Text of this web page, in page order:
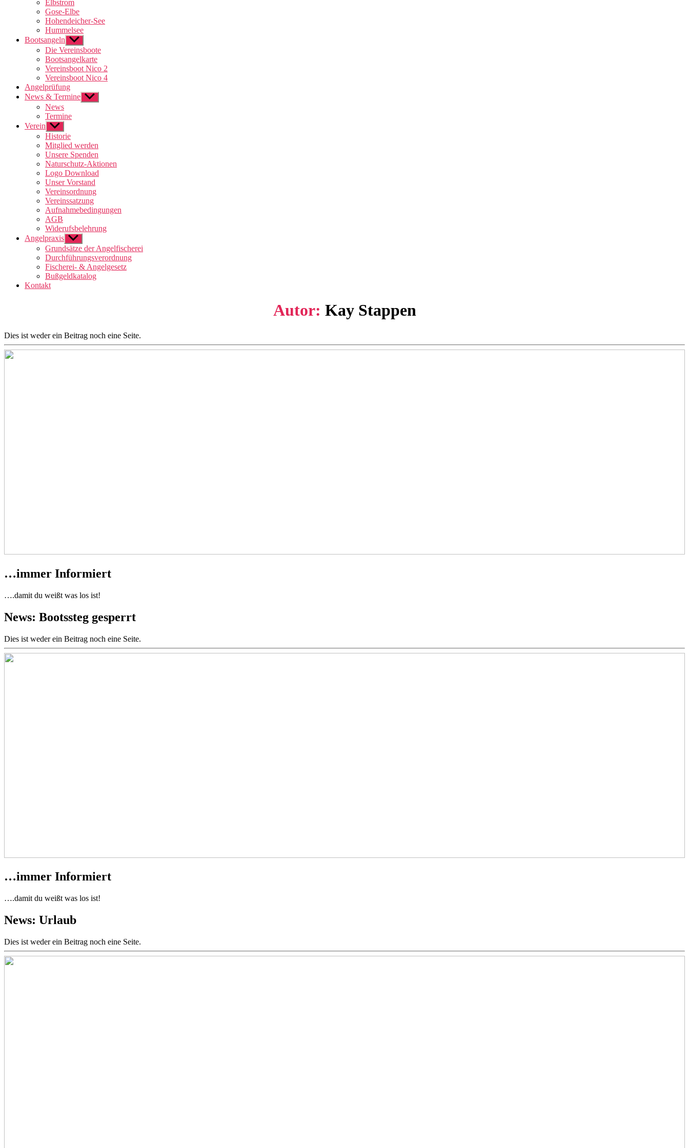
Elbstrom
Gose-Elbe
Hohendeicher-See
Hummelsee
Bootsangeln Untermenü
anzeigen
Die Vereinsboote
Bootsangelkarte
Vereinsboot Nico 2
Vereinsboot Nico 4
Angelprüfung
News & Termine Untermenü
anzeigen
News
Termine
Verein Untermenü
anzeigen
Historie
Mitglied werden
Unsere Spenden
Naturschutz-Aktionen
Logo Download
Unser Vorstand
Vereinsordnung
Vereinssatzung
Aufnahmebedingungen
AGB
Widerufsbelehrung
Angelpraxis Untermenü
anzeigen
Grundsätze der Angelfischerei
Durchführungsverordnung
Fischerei- & Angelgesetz
Bußgeldkatalog
Kontakt
Autor: Kay Stappen
Dies ist weder ein Beitrag noch eine Seite.
…immer Informiert
….damit du weißt was los ist!
News: Bootssteg gesperrt
Dies ist weder ein Beitrag noch eine Seite.
…immer Informiert
….damit du weißt was los ist!
News: Urlaub
Dies ist weder ein Beitrag noch eine Seite.